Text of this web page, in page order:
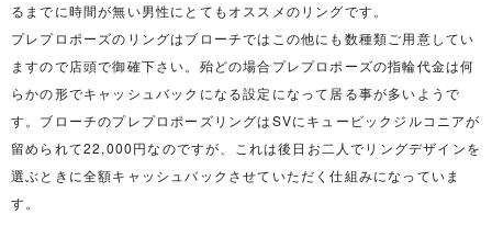
るまでに時間が無い男性にとてもオススメのリングです。
プレプロポーズのリングはブローチではこの他にも数種類ご用意してい
ますので店頭で御確下さい。殆どの場合プレプロポーズの指輪代金は何
らかの形でキャッシュバックになる設定になって居る事が多いようで
す。ブローチのプレプロポーズリングはSVにキュービックジルコニアが
留められて22,000円なのですが、これは後日お二人でリングデザインを
選ぶときに全額キャッシュバックさせていただく仕組みになっていま
す。